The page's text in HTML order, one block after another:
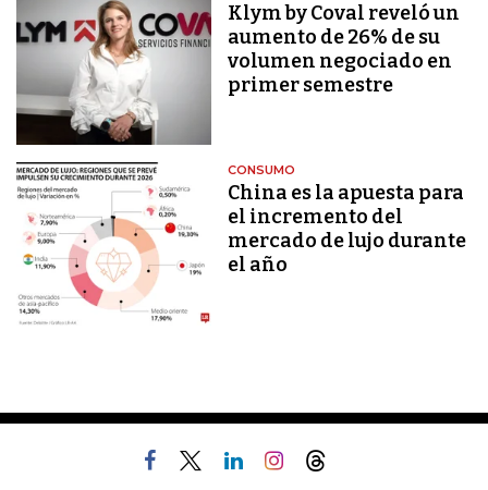
Klym by Coval reveló un
aumento de 26% de su
volumen negociado en
primer semestre
CONSUMO
China es la apuesta para
el incremento del
mercado de lujo durante
el año